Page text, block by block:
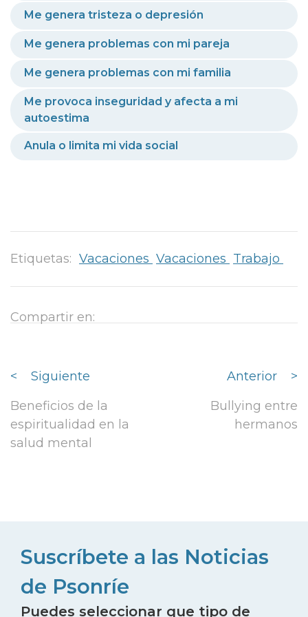
Me genera tristeza o depresión
Me genera problemas con mi pareja
Me genera problemas con mi familia
Me provoca inseguridad y afecta a mi
autoestima
Anula o limita mi vida social
Etiquetas: Vacaciones Vacaciones Trabajo
Compartir en:
<
Siguiente
Beneficios de la
espiritualidad en la
salud mental
Anterior
>
Bullying entre
hermanos
Suscríbete a las Noticias
de Psonríe
Puedes seleccionar que tipo de